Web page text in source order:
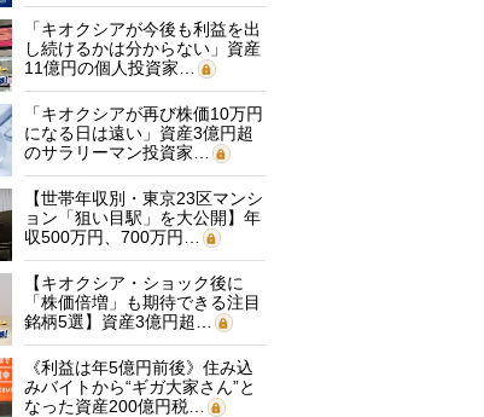
「キオクシアが今後も利益を出
し続けるかは分からない」資産
11億円の個人投資家…
「キオクシアが再び株価10万円
になる日は遠い」資産3億円超
のサラリーマン投資家…
【世帯年収別・東京23区マンシ
ョン「狙い目駅」を大公開】年
収500万円、700万円…
【キオクシア・ショック後に
「株価倍増」も期待できる注目
銘柄5選】資産3億円超…
《利益は年5億円前後》住み込
みバイトから“ギガ大家さん”と
なった資産200億円税…